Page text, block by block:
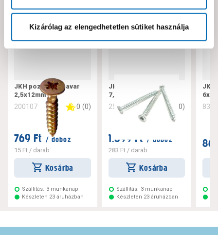
Kizárólag az elengedhetetlen sütiket használja
JKH pozdorjacsavar
2,5x12mm
200107 0 (0)
769 Ft / doboz
15 Ft / darab
Kosárba
Szállítás: 3 munkanap
Készleten 23 áruházban
JKH tokrögzítő csavar
7,5x182
256221 0 0)
1.699 Ft / doboz
283 Ft/ darab
Kosárba
Szállítás: 3 munkanap
Készleten 23 áruházban
JKH